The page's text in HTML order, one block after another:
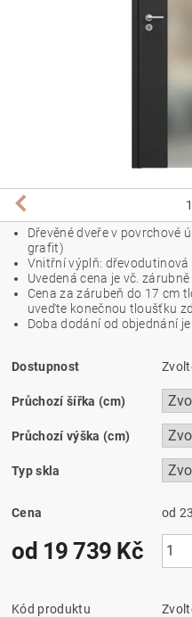
1
Dřevěné dveře v povrchové
grafit)
Vnitřní výplň: dřevodutinová
Uvedená cena je vč. zárubně
Cena za zárubeň do 17 cm
uveďte konečnou tloušťku
Doba dodání od objednání
Dostupnost
Průchozí šířka (cm)
Průchozí výška (cm)
Typ skla
Cena od
od 19 739 Kč
Kód produktu